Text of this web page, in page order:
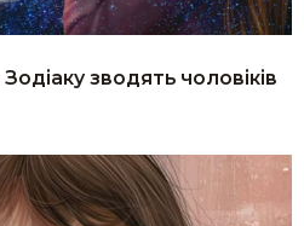
зводять чоловіків